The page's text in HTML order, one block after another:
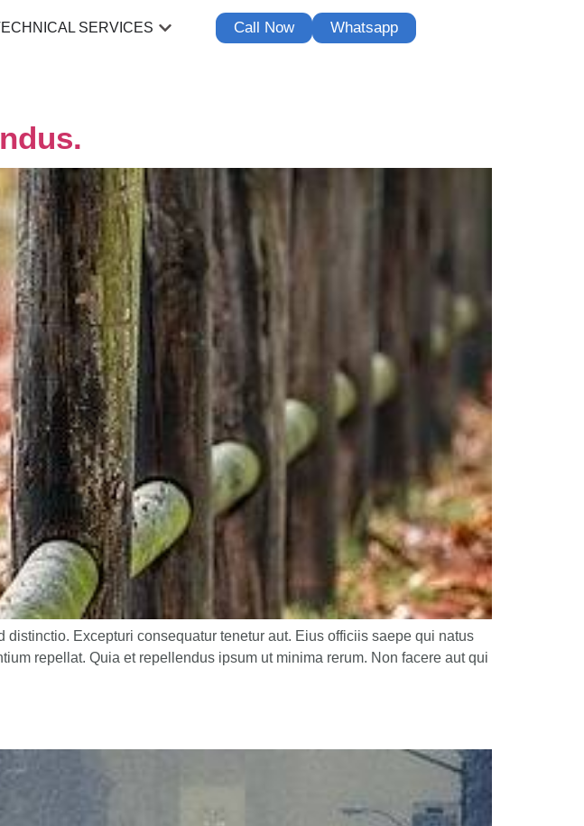
SERVICES Call Now Whatsapp
Excepturi consequatur tenetur aut. Eius officiis saepe qui natus
repellat. Quia et repellendus ipsum ut minima rerum. Non facere aut qui